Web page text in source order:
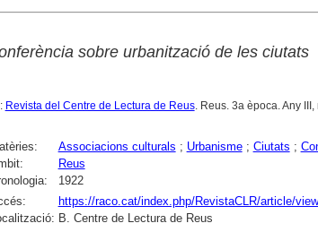
sobre urbanització de les ciutats
Revista del Centre de Lectura de Reus. Reus. 3a època. Any
Associacions culturals ; Urbanisme; Ciutats ;
Reus
1922
https://raco.cat/index.php/RevistaCLR/article/
B. Centre de Lectura de Reus